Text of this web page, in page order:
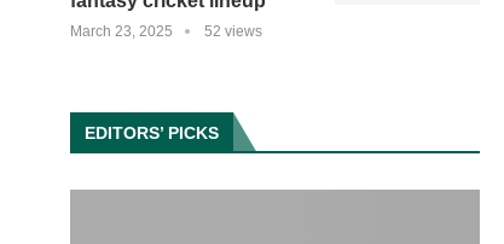
March 23, 2025 52 views
EDITORS’ PICKS